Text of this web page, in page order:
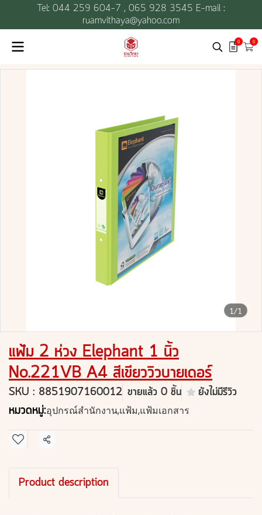
Tel: 044 259 604-7 , 065 928 3545 E-mail :
ruamvithaya@yahoo.com
0 0
1/1
แฟ้ม 2 ห่วง Elephant 1 นิ้ว
No.221VB A4 สีเขียววิวบายเดอร์
SKU : 8851907160012 ขายแล้ว 0 ชิ้น ยังไม่มีรีวิว
หมวดหมู่:อุปกรณ์สำนักงาน,แฟ้ม,แฟ้มเอกสาร
แชร์
Product description